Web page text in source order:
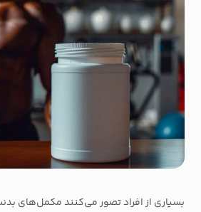
بسیاری از افراد تصور می‌کنند مکمل‌های